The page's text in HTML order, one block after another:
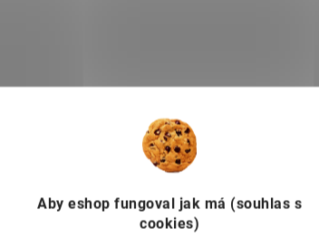
Aby eshop fungoval jak má (souhlas s
cookies)
je vhodné užívat dlouhodobě,
množstvím vody.